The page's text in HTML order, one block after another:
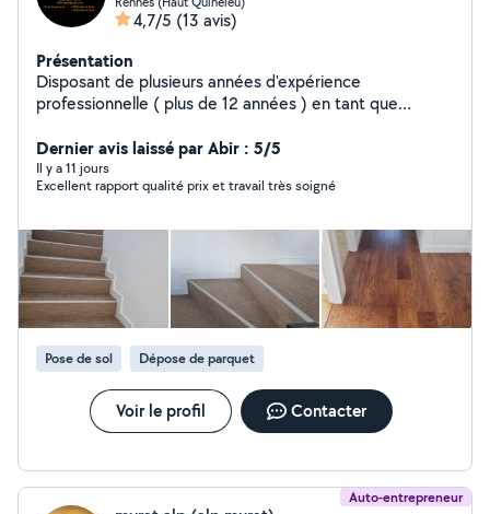
4,7/5 (13 avis)
Présentation
Disposant de plusieurs années d'expérience
professionnelle ( plus de 12 années ) en tant que
propose mes services -Pose parquet -Pose parquet
contre colle tout les modèle -Pose parquet baty rompu
-Pose PVC clipse -Pose de tarasse -Pose de plafond -
fonction de vos goûts et de votre budget, je vous
propose les meilleures idées pour embellir votre sol.
N'hésitez pas à me contacter pour discuter de vos
projets
Dernier avis laissé par Abir : 5/5
Il y a 11 jours
Excellent rapport qualité prix et travail très soigné
Pose de sol Dépose de parquet
Voir le profil Contacter
Auto-entrepreneur